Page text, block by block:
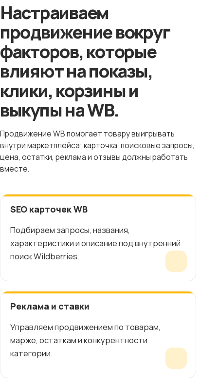
Настраиваем
продвижение вокруг
факторов, которые
влияют на показы,
клики, корзины и
выкупы на WB.
Продвижение WB помогает товару выигрывать
внутри маркетплейса: карточка, поисковые запросы,
цена, остатки, реклама и отзывы должны работать
вместе.
SEO карточек WB
Подбираем запросы, названия,
характеристики и описание под внутренний
поиск Wildberries.
Реклама и ставки
Управляем продвижением по товарам,
марже, остаткам и конкурентности
категории.